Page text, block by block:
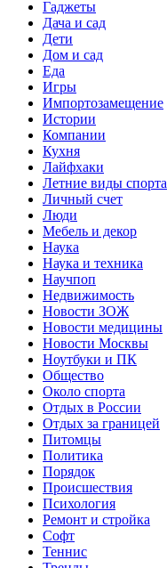
Гаджеты
Дача и сад
Дети
Дом и сад
Еда
Игры
Импортозамещение
Истории
Компании
Кухня
Лайфхаки
Летние виды спорта
Личный счет
Люди
Мебель и декор
Наука
Наука и техника
Научпоп
Недвижимость
Новости ЗОЖ
Новости медицины
Новости Москвы
Ноутбуки и ПК
Общество
Около спорта
Отдых в России
Отдых за границей
Питомцы
Политика
Порядок
Происшествия
Психология
Ремонт и стройка
Софт
Теннис